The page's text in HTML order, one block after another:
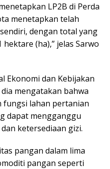
LP2B di Perda
menetapkan telah
dengan total yang
(ha),” jelas Sarwo
Ekonomi dan Kebijakan
mengatakan bahwa
fungsi lahan pertanian
dapat mengganggu
ketersediaan gizi.
pangan dalam lima
pangan seperti